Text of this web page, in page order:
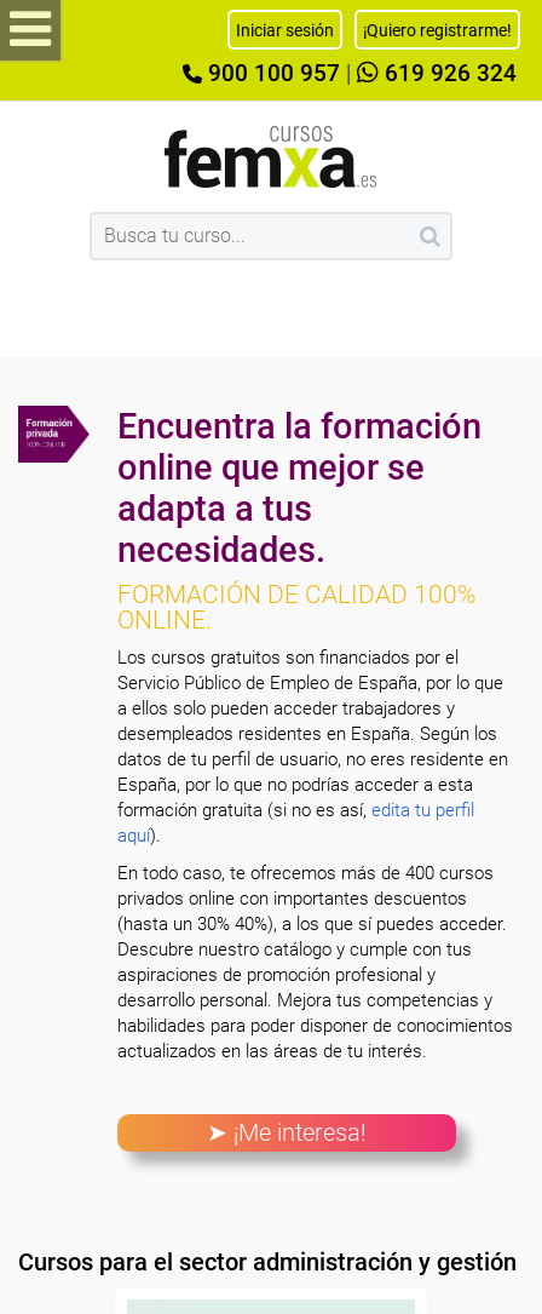
Iniciar sesión ¡Quiero registrarme!
900 100 957 619 926 324
Encuentra la formación
online que mejor se
adapta a tus
necesidades.
FORMACIÓN DE CALIDAD 100%
ONLINE.
Los cursos gratuitos son financiados por el
Servicio Público de Empleo de España, por lo que
a ellos solo pueden acceder trabajadores y
desempleados residentes en España. Según los
datos de tu perfil de usuario, no eres residente en
España, por lo que no podrías acceder a esta
formación gratuita (si no es así,edita tu perfil
aquí).
En todo caso, te ofrecemos más de 400 cursos
privados online con importantes descuentos
(hasta un 30% 40%), a los que sí puedes acceder.
Descubre nuestro catálogo y cumple con tus
aspiraciones de promoción profesional y
desarrollo personal. Mejora tus competencias y
habilidades para poder disponer de conocimientos
actualizados en las áreas de tu interés.
➤ ¡Me interesa!
Cursos para el sector administración y gestión